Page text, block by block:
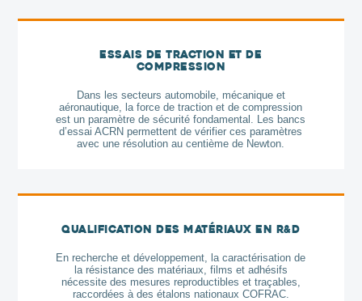
Essais de traction et de
compression
Dans les secteurs automobile, mécanique et
aéronautique, la force de traction et de compression
est un paramètre de sécurité fondamental. Les bancs
d’essai ACRN permettent de vérifier ces paramètres
avec une résolution au centième de Newton.
Qualification des matériaux en R&D
En recherche et développement, la caractérisation de
la résistance des matériaux, films et adhésifs
nécessite des mesures reproductibles et traçables,
raccordées à des étalons nationaux COFRAC.